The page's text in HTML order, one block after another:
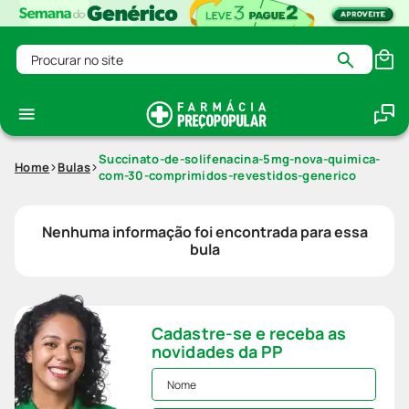
Procurar no site
Home Bulas Succinato-de-solifenacina-5mg-nova-quimica-
com-30-comprimidos-revestidos-generico
Nenhuma informação foi encontrada para essa
bula
Cadastre-se e receba as
novidades da PP